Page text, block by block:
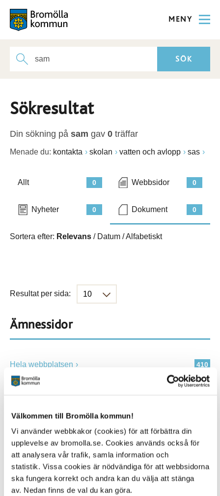
Välkommen till Bromölla kommun!
Vi använder webbkakor (cookies) för att förbättra din
upplevelse av bromolla.se. Cookies används också för
att analysera vår trafik, samla information och
statistik. Vissa cookies är nödvändiga för att webbsidorna
ska fungera korrekt och andra kan du välja att stänga
av. Nedan finns de val du kan göra.
MENY
Sökresultat
Din sökning på sam gav 0 träffar
Menade du: kontakta skolan vatten och avlopp sas
0
Allt 0
Webbsidor
0
Nyheter 0
Dokument
Sortera efter: Relevans / Datum /Alfabetiskt
Resultat per sida:
Ämnessidor
410
Hela webbplatsen
Alla platser